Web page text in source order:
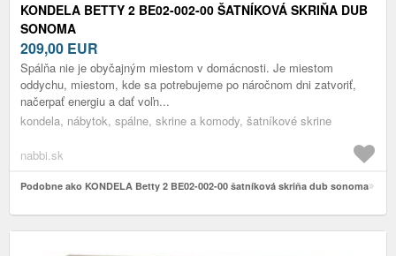
KONDELA BETTY 2 BE02-002-00 ŠATNÍKOVÁ SKRIŇA DUB
SONOMA
209,00 EUR
Spálňa nie je obyčajným miestom v domácnosti. Je miestom
oddychu, miestom, kde sa potrebujeme po náročnom dni zatvoriť,
načerpať energiu a dať voľn...
kondela, nábytok, spálne, skrine a komody, šatníkové skrine
nabbi.sk
Podobne ako KONDELA Betty 2 BE02-002-00 šatníková skriňa dub sonoma